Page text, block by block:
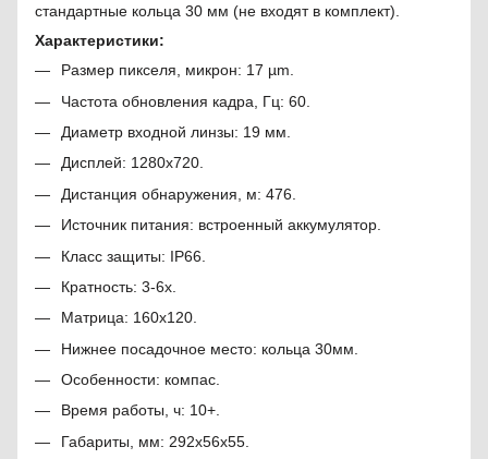
стандартные кольца 30 мм (не входят в комплект).
Характеристики:
Размер пикселя, микрон: 17 µm.
Частота обновления кадра, Гц: 60.
Диаметр входной линзы: 19 мм.
Дисплей: 1280х720.
Дистанция обнаружения, м: 476.
Источник питания: встроенный аккумулятор.
Класс защиты: IP66.
Кратность: 3-6х.
Матрица: 160x120.
Нижнее посадочное место: кольца 30мм.
Особенности: компас.
Время работы, ч: 10+.
Габариты, мм: 292x56x55.